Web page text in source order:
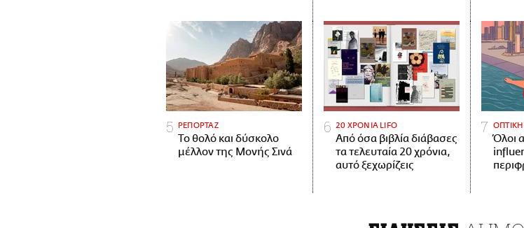
ΡΕΠΟΡΤΑΖ
Το θολό και δύσκολο
μέλλον της Μονής Σινά
20 ΧΡΟΝΙΑ LIFO
Από όσα βιβλία διάβασες
τα τελευταία 20 χρόνια,
αυτό ξεχωρίζεις
Όλοι